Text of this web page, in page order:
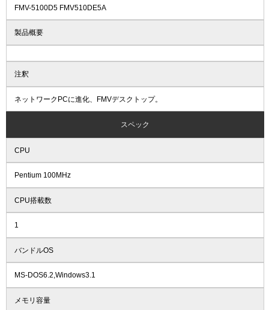
FMV-5100D5 FMV510DE5A
製品概要
注釈
ネットワークPCに進化、FMVデスクトップ。
スペック
CPU
Pentium 100MHz
CPU搭載数
1
バンドルOS
MS-DOS6.2,Windows3.1
メモリ容量